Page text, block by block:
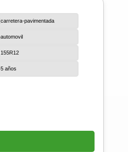
carretera-pavimentada
automovil
155R12
5 años